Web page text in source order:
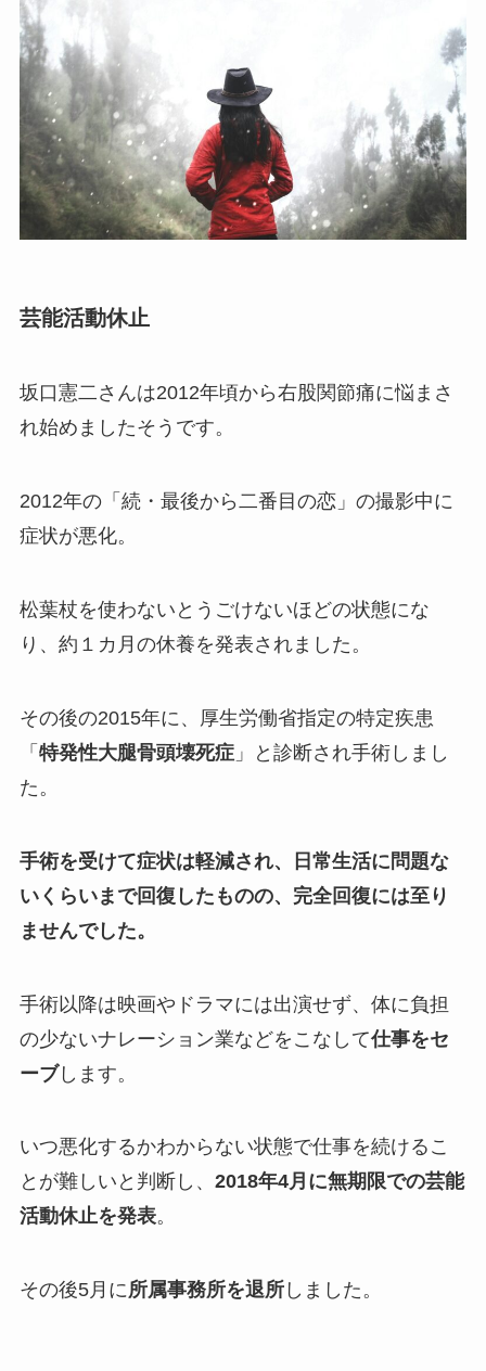
芸能活動休止
坂口憲二さんは2012年頃から右股関節痛に悩まさ
れ始めましたそうです。
2012年の「続・最後から二番目の恋」の撮影中に
症状が悪化。
松葉杖を使わないとうごけないほどの状態にな
り、約１カ月の休養を発表されました。
その後の2015年に、厚生労働省指定の特定疾患
「 特発性大腿骨頭壊死症」と診断され手術しまし
た。
手術を受けて症状は軽減され、日常生活に問題な
いくらいまで回復したものの、完全回復には至り
ませんでした。
手術以降は映画やドラマには出演せず、体に負担
の少ないナレーション業などをこなして仕事をセ
ーブします。
いつ悪化するかわからない状態で仕事を続けるこ
とが難しいと判断し、 2018年4月に無期限での芸能
活動休止を発表。
その後5月に所属事務所を退所しました。